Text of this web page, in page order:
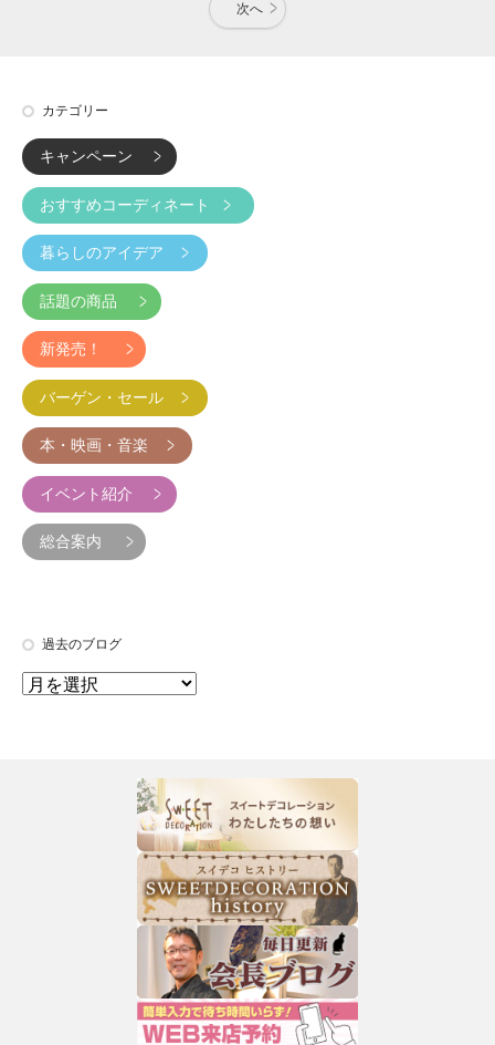
次へ
カテゴリー
キャンペーン
おすすめコーディネート
暮らしのアイデア
話題の商品
新発売！
バーゲン・セール
本・映画・音楽
イベント紹介
総合案内
過去のブログ